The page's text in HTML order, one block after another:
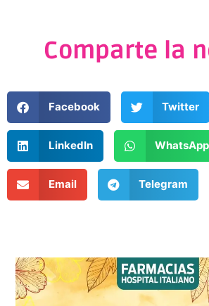
Comparte la
Facebook Twitter
LinkedIn WhatsApp
Email Telegram